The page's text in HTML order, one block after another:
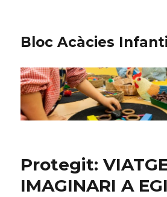
Bloc Acàcies
Protegit:
IMAGINARI A